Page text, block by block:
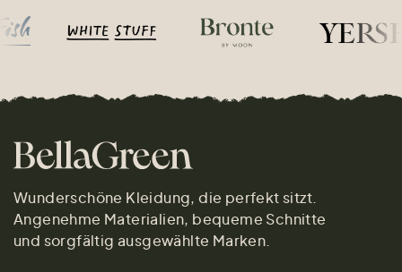
Wunderschöne Kleidung, die perfekt sitzt.
Angenehme Materialien, bequeme Schnitte
und sorgfältig ausgewählte Marken.